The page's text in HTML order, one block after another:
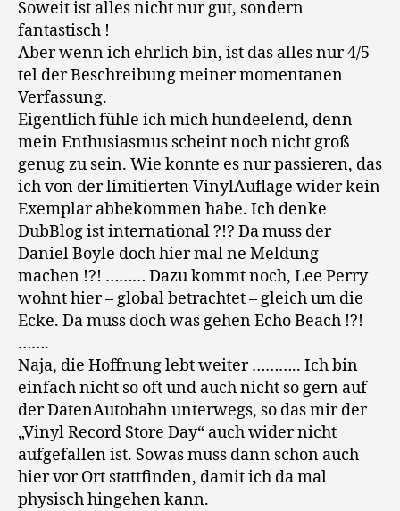
Soweit ist alles nicht nur gut, sondern
fantastisch !
Aber wenn ich ehrlich bin, ist das alles nur 4/5
tel der Beschreibung meiner momentanen
Verfassung.
Eigentlich fühle ich mich hundeelend, denn
mein Enthusiasmus scheint noch nicht groß
genug zu sein. Wie konnte es nur passieren, das
ich von der limitierten VinylAuflage wider kein
Exemplar abbekommen habe. Ich denke
DubBlog ist international ?!? Da muss der
Daniel Boyle doch hier mal ne Meldung
machen !?! ……… Dazu kommt noch, Lee Perry
wohnt hier – global betrachtet – gleich um die
Ecke. Da muss doch was gehen Echo Beach !?!
…….
Naja, die Hoffnung lebt weiter ……….. Ich bin
einfach nicht so oft und auch nicht so gern auf
der DatenAutobahn unterwegs, so das mir der
„Vinyl Record Store Day“ auch wider nicht
aufgefallen ist. Sowas muss dann schon auch
hier vor Ort stattfinden, damit ich da mal
physisch hingehen kann.